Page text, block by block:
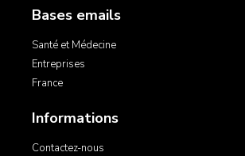
Bases emails
Santé et Médecine
Entreprises
France
Informations
Contactez-nous